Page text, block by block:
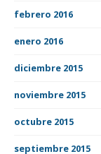
febrero 2016
enero 2016
diciembre 2015
noviembre 2015
octubre 2015
septiembre 2015